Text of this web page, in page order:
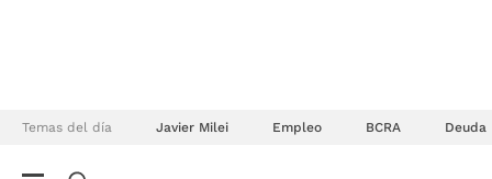
Temas del día Javier Milei Empleo BCRA Deuda